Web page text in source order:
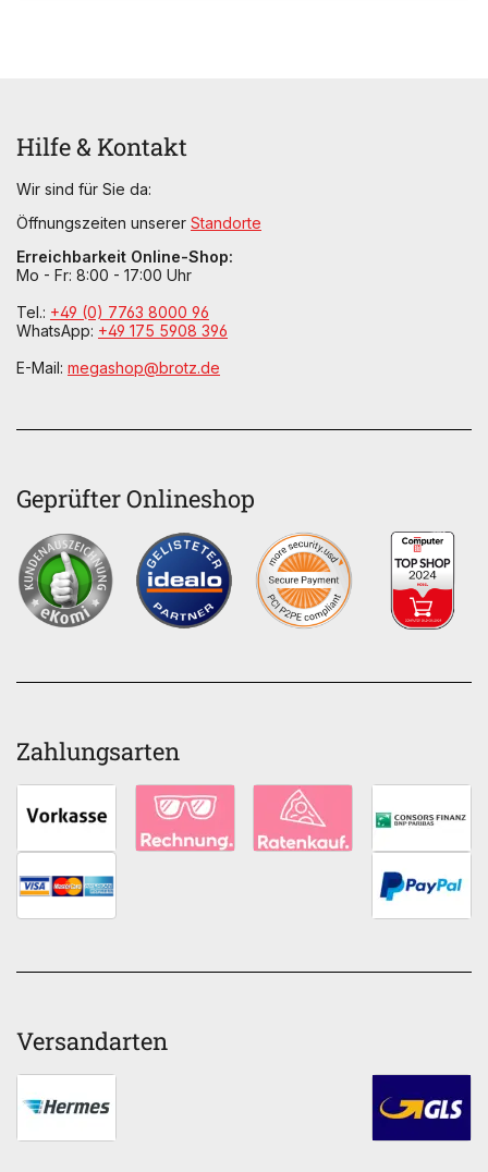
Hilfe & Kontakt
Wir sind für Sie da:
Öffnungszeiten unserer Standorte
Erreichbarkeit Online-Shop:
Mo - Fr: 8:00 - 17:00 Uhr
Tel.: +49 (0) 7763 8000 96
WhatsApp: +49 175 5908 396
E-Mail: megashop@brotz.de
Geprüfter Onlineshop
Zahlungsarten
Versandarten